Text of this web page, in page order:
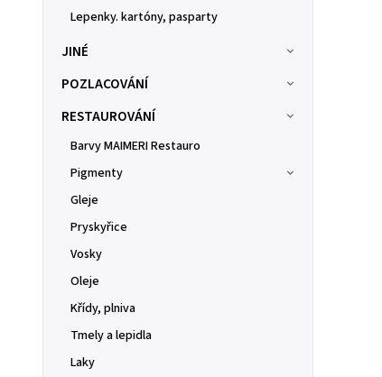
Lepenky. kartóny, pasparty
JINÉ
POZLACOVÁNÍ
RESTAUROVÁNÍ
Barvy MAIMERI Restauro
Pigmenty
Gleje
Pryskyřice
Vosky
Oleje
Křídy, plniva
Tmely a lepidla
Laky